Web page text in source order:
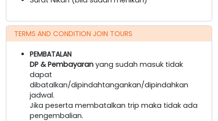
TERMS AND CONDITION JOIN TOURS
PEMBATALAN
DP & Pembayaran yang sudah masuk tidak
dapat
dibatalkan/dipindahtangankan/dipindahkan
jadwal.
Jika peserta membatalkan trip maka tidak ada
pengembalian.